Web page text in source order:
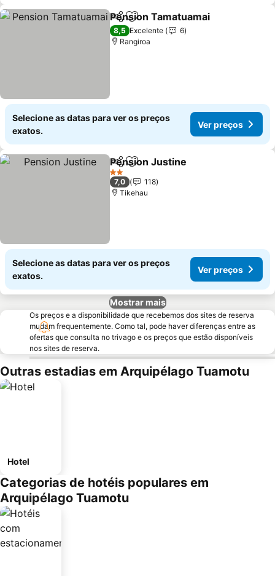
PartilharAdicionar aos favoritos
Pension Tamatuamai
8,5 Excelente
6
Rangiroa
Selecione as datas para ver os preços
exatos.
Ver preços
PartilharAdicionar aos favoritos
Pension Justine
2 Estrelas
7,0
118
Tikehau
Selecione as datas para ver os preços
exatos.
Ver preços
Mostrar mais
Os preços e a disponibilidade que recebemos dos sites de reserva
mudam frequentemente. Como tal, pode haver diferenças entre as
ofertas que consulta no trivago e os preços que estão disponíveis
nos sites de reserva.
Outras estadias em Arquipélago Tuamotu
Hotel
Categorias de hotéis populares em
Arquipélago Tuamotu